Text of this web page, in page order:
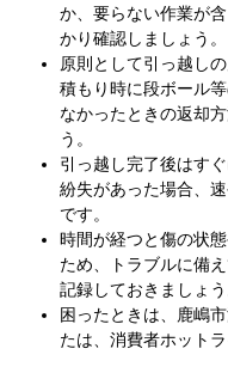
か、要らない作業が
かり確認しましょう。
原則として引っ越し
積もり時に段ボール
なかったときの返却
う。
引っ越し完了後はす
紛失があった場合、
です。
時間が経つと傷の状
ため、トラブルに備
記録しておきましょう
困ったときは、鹿嶋
たは、消費者ホット